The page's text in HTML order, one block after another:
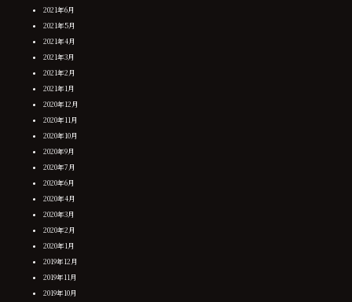
2021年6月
2021年5月
2021年4月
2021年3月
2021年2月
2021年1月
2020年12月
2020年11月
2020年10月
2020年9月
2020年7月
2020年6月
2020年4月
2020年3月
2020年2月
2020年1月
2019年12月
2019年11月
2019年10月